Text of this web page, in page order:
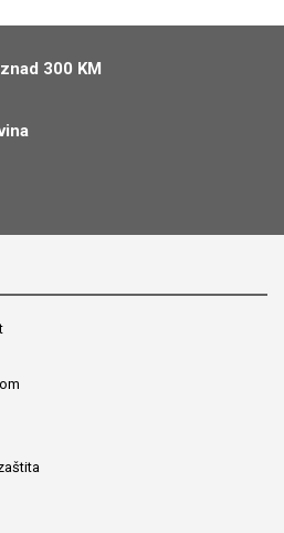
300 KM